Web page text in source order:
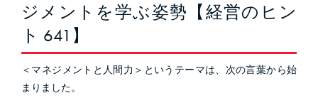
ジメントを学ぶ姿勢【経営のヒン
ト 641】
＜マネジメントと人間力＞というテーマは、次の言葉から始
まりました。